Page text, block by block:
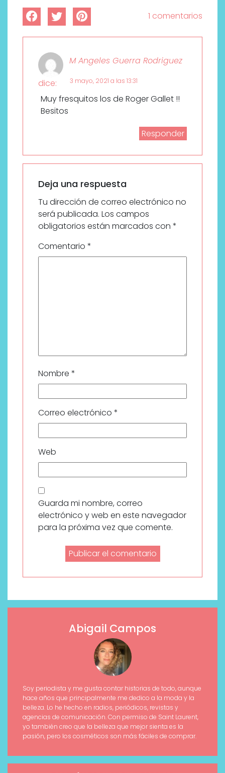
1 comentarios
M Angeles Guerra Rodriguez
dice:
3 mayo, 2021 a las 13:31
Muy fresquitos los de Roger Gallet !!
Besitos
Responder
Deja una respuesta
Tu dirección de correo electrónico no
será publicada. Los campos
obligatorios están marcados con *
Comentario *
Nombre *
Correo electrónico *
Web
Guarda mi nombre, correo
electrónico y web en este navegador
para la próxima vez que comente.
Abigail Campos
Soy periodista y me gusta contar historias de todo, aunque
hace años que principalmente me dedico a la moda y la
belleza. Lo he hecho en radios, periódicos, revistas y
agencias de comunicación. Con permiso de Saint Laurent,
yo también creo que la belleza que mejor sienta es la
pasión, pero los cosméticos son más fáciles de comprar.